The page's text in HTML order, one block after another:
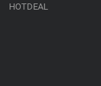
HOTDEAL